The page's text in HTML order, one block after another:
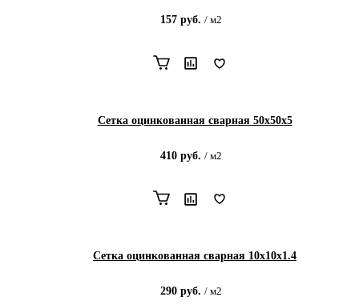
157руб. / м2
Сетка оцинкованная сварная 50х50х5
410руб. / м2
Сетка оцинкованная сварная 10х10х1.4
290руб. / м2